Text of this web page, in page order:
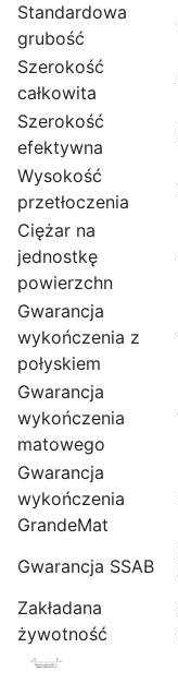
Standardowa
grubość
Szerokość
całkowita
Szerokość
efektywna
Wysokość
przetłoczenia
Ciężar na
jednostkę
powierzchn
Gwarancja
wykończenia z
połyskiem
Gwarancja
wykończenia
matowego
Gwarancja
wykończenia
GrandeMat
Gwarancja SSAB
Zakładana
żywotność